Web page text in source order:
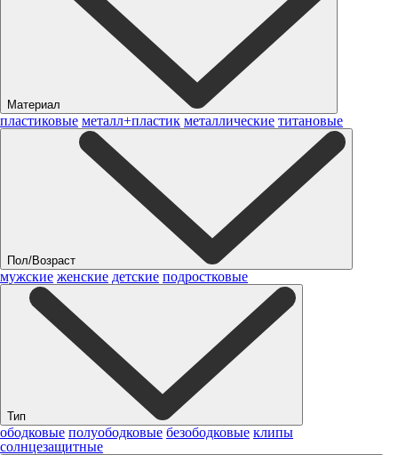
Материал
пластиковые металл+пластик металлические титановые
Пол/Возраст
мужские женские детские подростковые
Тип
ободковые полуободковые безободковые клипы
солнцезащитные